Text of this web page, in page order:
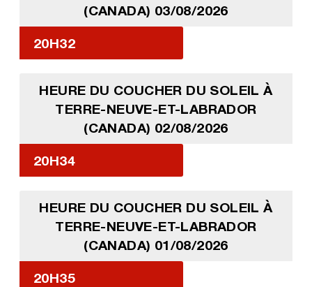
(CANADA) 03/08/2026
20H32
HEURE DU COUCHER DU SOLEIL À
TERRE-NEUVE-ET-LABRADOR
(CANADA) 02/08/2026
20H34
HEURE DU COUCHER DU SOLEIL À
TERRE-NEUVE-ET-LABRADOR
(CANADA) 01/08/2026
20H35